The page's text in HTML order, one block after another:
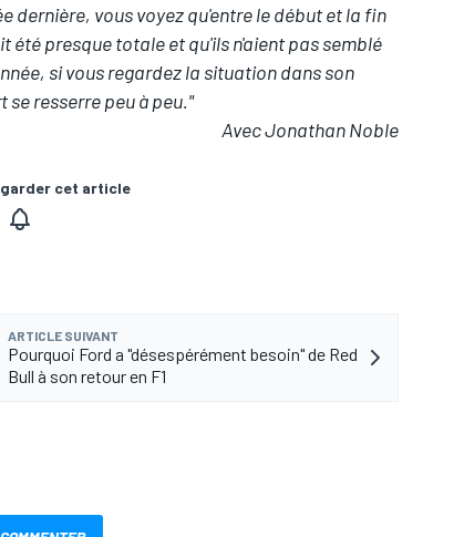
dernière, vous voyez qu'entre le début et la fin
été presque totale et qu'ils n'aient pas semblé
si vous regardez la situation dans son
resserre peu à peu."
Avec Jonathan Noble
cet article
ARTICLE SUIVANT
Pourquoi Ford a "désespérément besoin" de Red
Bull à son retour en F1